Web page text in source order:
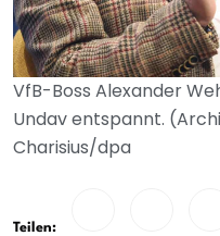
VfB-Boss Alexander
Undav entspannt.
Charisius/dpa
Teilen: